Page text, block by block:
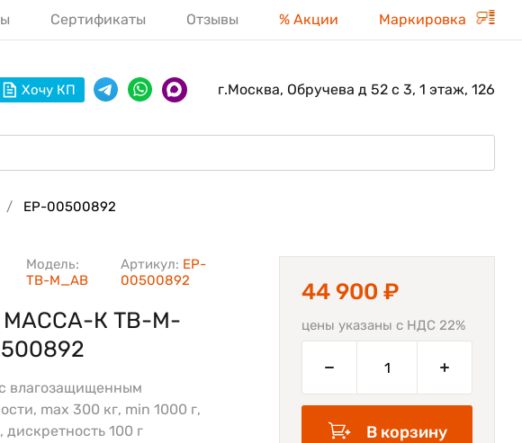
Сертификаты Отзывы % Акции Маркировка
Хочу КП г.Москва, Обручева д 52 с 3, 1 этаж, 126
EP-00500892
Модель:
TB-M_AB
Артикул: EP-
00500892
МАССА-К TB-M-
влагозащищенным
max 300 кг, min 1000 г,
дискретность 100 г
44 900 ₽
цены указаны с НДС 22%
В корзину